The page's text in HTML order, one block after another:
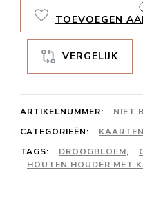
dag
aantal
TOEVOEGEN
VERGELIJK
ARTIKELNUMMER:
NIET
CATEGORIEËN:
TAGS:
DROOGBLOEM,
HOUTEN HOUDER MET